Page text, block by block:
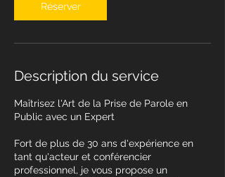
Réserver
Description du service
Maîtrisez l'Art de la Prise de Parole en
Public avec un Expert
Fort de plus de 30 ans d'expérience en
tant qu'acteur et conférencier
professionnel, je vous propose un